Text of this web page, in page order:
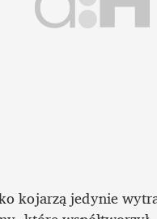
kojarzą jedynie